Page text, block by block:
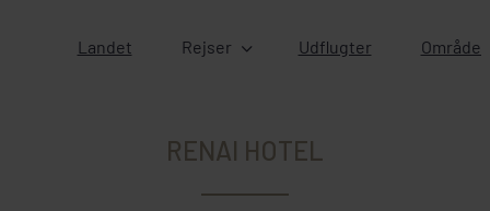
Landet Rejser Udflugter
RENAI HOTEL